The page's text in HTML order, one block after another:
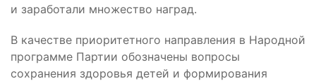
и заработали множество наград.
В качестве приоритетного направления в Народной
программе Партии обозначены вопросы
сохранения здоровья детей и формирования